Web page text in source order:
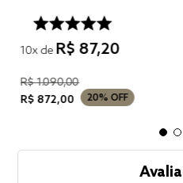
10x de R$ 87,20
R$1.090,00
R$ 872,00 20% OFF